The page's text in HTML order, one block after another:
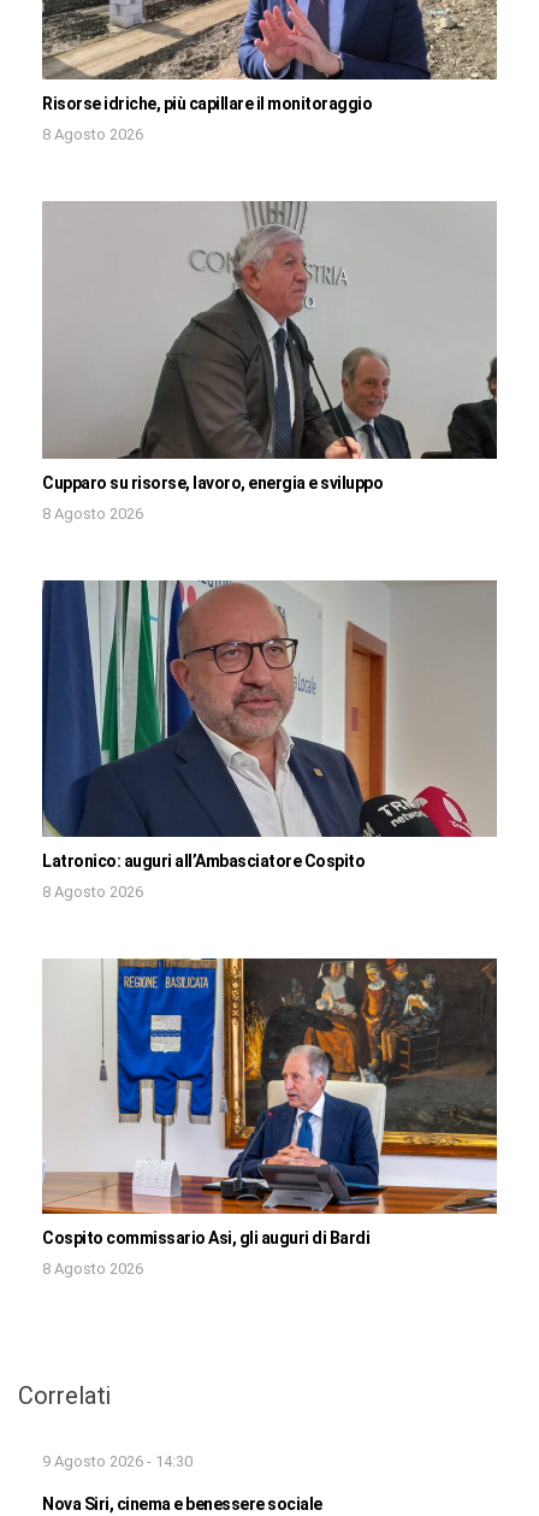
Risorse idriche, più capillare il monitoraggio
8 Agosto 2026
Cupparo su risorse, lavoro, energia e sviluppo
8 Agosto 2026
Latronico: auguri all’Ambasciatore Cospito
8 Agosto 2026
Cospito commissario Asi, gli auguri di Bardi
8 Agosto 2026
Correlati
9 Agosto 2026 - 14:30
Nova Siri, cinema e benessere sociale